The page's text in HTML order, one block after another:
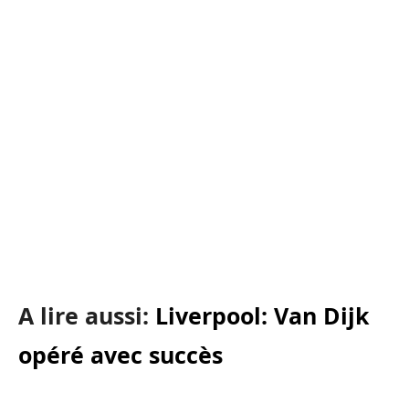
A lire aussi: Liverpool: Van Dijk
opéré avec succès